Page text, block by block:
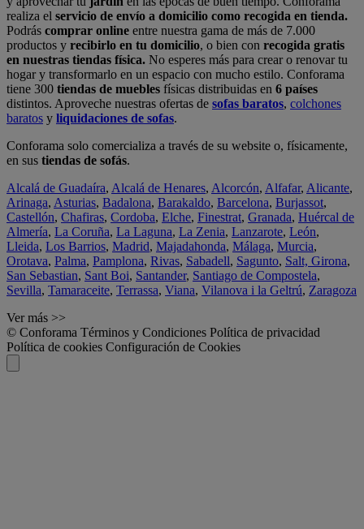
realiza el servicio de envío a domicilio como recogida en tienda.
Podrás comprar online entre nuestra gama de más de 7.000
productos y recibirlo en tu domicilio, o bien con recogida gratis
en nuestras tiendas física. No esperes más para crear o renovar tu
hogar y transformarlo en un espacio con mucho estilo. Conforama
tiene 300 tiendas de muebles físicas distribuidas en 6 países
distintos. Aproveche nuestras ofertas de sofas baratos, colchones
baratos y liquidaciones de sofas.
Conforama solo comercializa a través de su website o, físicamente,
en sus tiendas de sofás.
Alcalá de Guadaíra, Alcalá de Henares, Alcorcón, Alfafar, Alicante,
Arinaga, Asturias, Badalona, Barakaldo, Barcelona, Burjassot,
Castellón, Chafiras, Cordoba, Elche, Finestrat, Granada, Huércal de
Almería, La Coruña, La Laguna, La Zenia, Lanzarote, León,
Lleida, Los Barrios, Madrid, Majadahonda, Málaga, Murcia,
Orotava, Palma, Pamplona, Rivas, Sabadell, Sagunto, Salt, Girona,
San Sebastian, Sant Boi, Santander, Santiago de Compostela,
Sevilla, Tamaraceite, Terrassa, Viana, Vilanova i la Geltrú, Zaragoza
Ver más >>
© Conforama Términos y Condiciones Política de privacidad
Política de cookies Configuración de Cookies